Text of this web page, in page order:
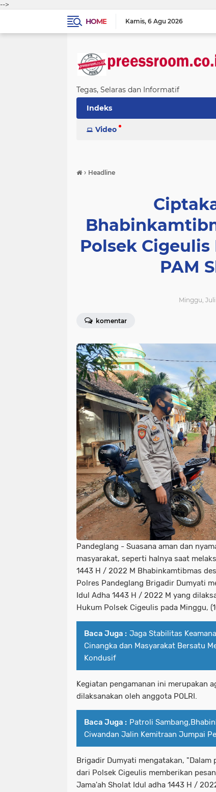
-->
HOME
Kamis 6 Agu 2026
Tegas, Selaras dan Informatif
Indeks
Video
› Headline
Polsek
PAM
Minggu, Juli
komentar
Pandeglang - Suasana aman dan
masyarakat, seperti halnya saat
1443 H / 2022 M Bhabinkamtibmas
Polres Pandeglang Brigadir Dumyati
Idul Adha 1443 H / 2022 M yang
Hukum Polsek Cigeulis pada Minggu,
Baca Juga : Jaga Stabilitas
Cinangka dan Masyarakat Bersatu
Kondusif
Kegiatan pengamanan ini merupakan
dilaksanakan oleh anggota POLRI.
Baca Juga : Patroli
Ciwandan Jalin Kemitraan Jumpai
Brigadir Dumyati mengatakan, "Dalam
dari Polsek Cigeulis memberikan
Jama'ah Sholat Idul adha 1443 H /